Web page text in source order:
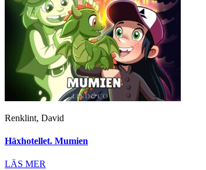
Renklint, David
Häxhotellet. Mumien
LÄS MER